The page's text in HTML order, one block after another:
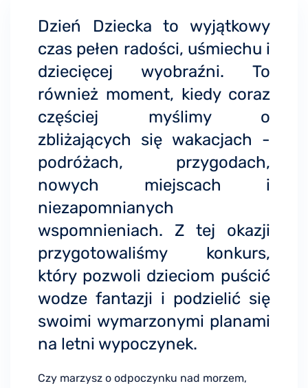
Dzień Dziecka to wyjątkowy
czas pełen radości, uśmiechu i
dziecięcej wyobraźni. To
również moment, kiedy coraz
częściej myślimy o
zbliżających się wakacjach -
podróżach, przygodach,
nowych miejscach i
niezapomnianych
wspomnieniach. Z tej okazji
przygotowaliśmy konkurs,
który pozwoli dzieciom puścić
wodze fantazji i podzielić się
swoimi wymarzonymi planami
na letni wypoczynek.
Czy marzysz o odpoczynku nad morzem,